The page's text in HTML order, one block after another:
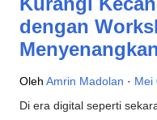
dengan
Oleh Amrin Madolan
Mei
Di era digital seperti